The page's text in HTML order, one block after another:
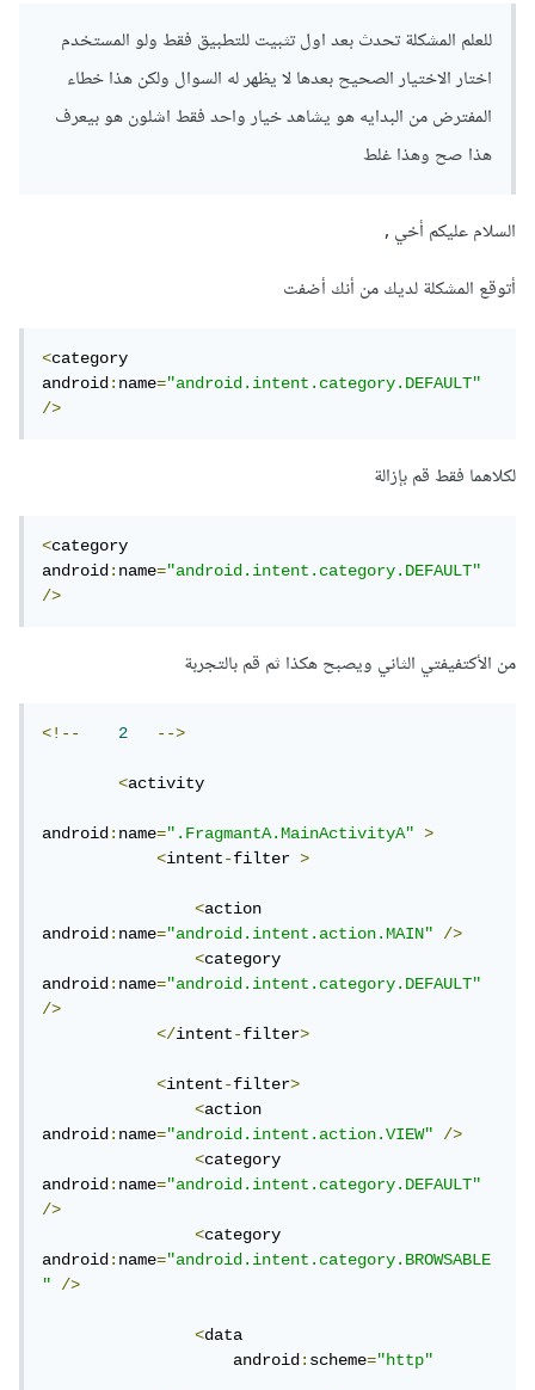
للعلم المشكلة تحدث بعد اول تثبيت للتطبيق فقط ولو المستخدم
اختار الاختيار الصحيح بعدها لا يظهر له السوال ولكن هذا خطاء
المفترض من البدايه هو يشاهد خيار واحد فقط اشلون هو بيعرف
هذا صح وهذا غلط
السلام عليكم أخي ,
أتوقع المشكلة لديك من أنك أضفت
<category
android:name="android.intent.category.DEFAULT"
/>
لكلاهما فقط قم بإزالة
<category
android:name="android.intent.category.DEFAULT"
/>
من الأكتفيفتي الثاني ويصبح هكذا ثم قم بالتجربة
<!-- 2 -->
<activity
android:name=".FragmantA.MainActivityA"
>
<intent-filter >
<action
android:name="android.intent.action.MAIN"
/>
<category
android:name="android.intent.category.DEFAULT"
/>
</intent-filter>
<intent-filter>
<action
android:name="android.intent.action.VIEW"
/>
<category
android:name="android.intent.category.DEFAULT"
/>
<category
android:name="android.intent.category.BROWSABLE
"
/>
<data
                    android
:scheme="http"